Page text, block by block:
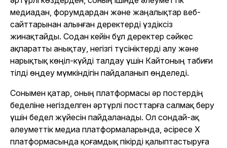
медиадан, форумдардан және жаңалықтар веб-
сайттарынан алынған деректерді үздіксіз
жинақтайды. Содан кейін бұл деректер сәйкес
ақпаратты анықтау, негізгі түсініктерді алу және
нарықтық көңіл-күйді талдау үшін Кайтоның табиғи
тілді өңдеу мүмкіндігін пайдаланып өңделеді.
Сонымен қатар, оның платформасы әр постердің
беделіне негізделген әртүрлі посттарға салмақ беру
үшін бедел жүйесін пайдаланады. Ол сондай-ақ
әлеуметтік медиа платформаларында, әсіресе X
платформасында қоғамдық пікірді қалыптастыруға